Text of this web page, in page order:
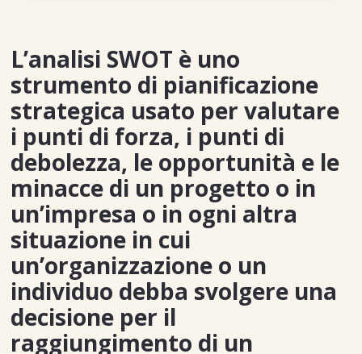
L’analisi SWOT è uno
strumento di pianificazione
strategica usato per valutare
i punti di forza, i punti di
debolezza, le opportunità e le
minacce di un progetto o in
un’impresa o in ogni altra
situazione in cui
un’organizzazione o un
individuo debba svolgere una
decisione per il
raggiungimento di un